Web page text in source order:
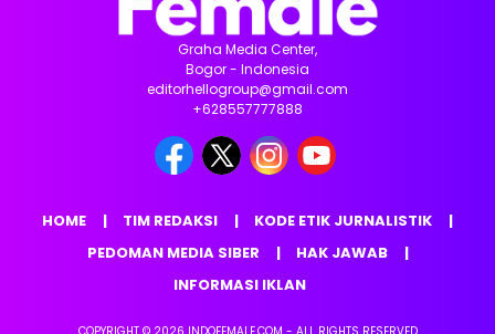
Graha Media Center,
Bogor - Indonesia
editorhellogroup@gmail.com
+628557777888
HOME TIM REDAKSI
KODE ETIK JURNALISTIK
PEDOMAN MEDIA SIBER
HAK JAWAB
INFORMASI IKLAN